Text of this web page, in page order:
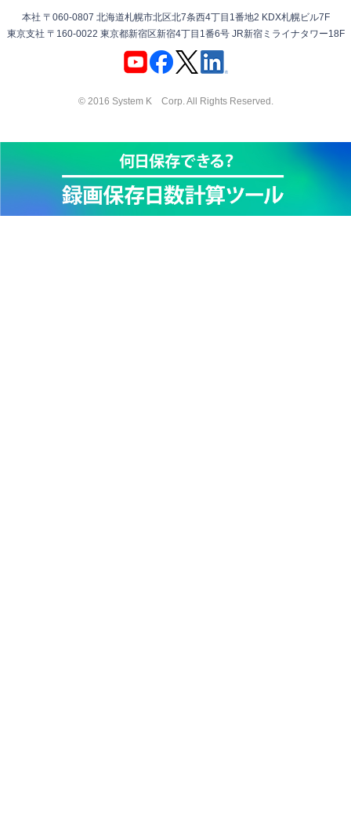
本社 〒060-0807 北海道札幌市北区北7条西4丁目1番地2 KDX札幌ビル7F
東京支社 〒160-0022 東京都新宿区新宿4丁目1番6号 JR新宿ミライナタワー18F
© 2016 System K Corp. All Rights Reserved.